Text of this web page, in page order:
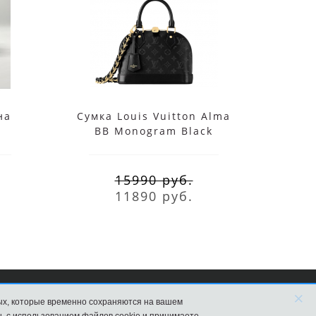
Сумка Louis Vuitton Alma
BB Monogram Black
15990 руб.
11890 руб.
в Москве
которые временно сохраняются на вашем
×